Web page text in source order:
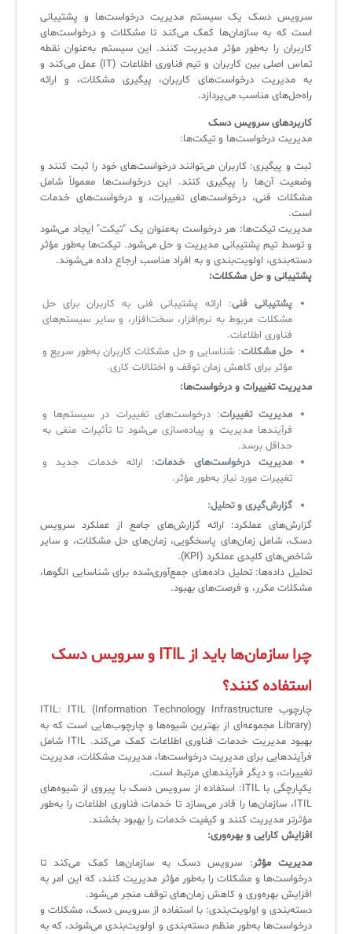
سرویس دسک یک سیستم مدیریت درخواست‌ها و پشتیبانی
است که به سازمان‌ها کمک می‌کند تا مشکلات و درخواست‌های
کاربران را به‌طور مؤثر مدیریت کنند. این سیستم به‌عنوان نقطه
تماس اصلی بین کاربران و تیم فناوری اطلاعات (IT) عمل می‌کند و
به مدیریت درخواست‌های کاربران، پیگیری مشکلات، و ارائه
راه‌حل‌های مناسب می‌پردازد.
کاربردهای سرویس دسک
مدیریت درخواست‌ها و تیکت‌ها:
ثبت و پیگیری: کاربران می‌توانند درخواست‌های خود را ثبت کنند و
وضعیت آن‌ها را پیگیری کنند. این درخواست‌ها معمولاً شامل
مشکلات فنی، درخواست‌های تغییرات، و درخواست‌های خدمات
است.
مدیریت تیکت‌ها: هر درخواست به‌عنوان یک "تیکت" ایجاد می‌شود
و توسط تیم پشتیبانی مدیریت و حل می‌شود. تیکت‌ها به‌طور مؤثر
دسته‌بندی، اولویت‌بندی و به افراد مناسب ارجاع داده می‌شوند.
پشتیبانی و حل مشکلات:
پشتیبانی فنی: ارائه پشتیبانی فنی به کاربران برای حل
مشکلات مربوط به نرم‌افزار، سخت‌افزار، و سایر سیستم‌های
فناوری اطلاعات.
حل مشکلات: شناسایی و حل مشکلات کاربران به‌طور سریع و
مؤثر برای کاهش زمان توقف و اختلالات کاری.
مدیریت تغییرات و درخواست‌ها:
مدیریت تغییرات: درخواست‌های تغییرات در سیستم‌ها و
فرآیندها مدیریت و پیاده‌سازی می‌شود تا تأثیرات منفی به
حداقل برسد.
مدیریت درخواست‌های خدمات: ارائه خدمات جدید و
تغییرات مورد نیاز به‌طور مؤثر.
گزارش‌گیری و تحلیل:
گزارش‌های عملکرد: ارائه گزارش‌های جامع از عملکرد سرویس
دسک، شامل زمان‌های پاسخگویی، زمان‌های حل مشکلات، و سایر
شاخص‌های کلیدی عملکرد (KPI).
تحلیل داده‌ها: تحلیل داده‌های جمع‌آوری‌شده برای شناسایی الگوها،
مشکلات مکرر، و فرصت‌های بهبود.
چرا سازمان‌ها باید از ITIL و سرویس دسک
استفاده کنند؟
چارچوب ITIL: ITIL (Information Technology Infrastructure
Library) مجموعه‌ای از بهترین شیوه‌ها و چارچوب‌هایی است که به
بهبود مدیریت خدمات فناوری اطلاعات کمک می‌کند. ITIL شامل
فرآیندهایی برای مدیریت درخواست‌ها، مدیریت مشکلات، مدیریت
تغییرات، و دیگر فرآیندهای مرتبط است.
یکپارچگی با ITIL: استفاده از سرویس دسک با پیروی از شیوه‌های
ITIL، سازمان‌ها را قادر می‌سازد تا خدمات فناوری اطلاعات را به‌طور
مؤثرتر مدیریت کنند و کیفیت خدمات را بهبود بخشند.
افزایش کارایی و بهره‌وری:
مدیریت مؤثر: سرویس دسک به سازمان‌ها کمک می‌کند تا
درخواست‌ها و مشکلات را به‌طور مؤثر مدیریت کنند، که این امر به
افزایش بهره‌وری و کاهش زمان‌های توقف منجر می‌شود.
دسته‌بندی و اولویت‌بندی: با استفاده از سرویس دسک، مشکلات و
درخواست‌ها به‌طور منظم دسته‌بندی و اولویت‌بندی می‌شوند، که به
✦
مدیریت خدمات سازمانی
اندپوینت سنترال [سامانه مدیریت نقاط پایانی]
◆
Log360 ابزار SIEM
سیستم هوشمند مدیریت فروش و فاکتور
سامانه مدیریت امنیت اطلاعات
سلف سرویس کاربران
سامانه مدیریت دارایی‌ها [Asset Explorer]
DDI
◉
سامانه مدیریت و مانیتورینگ شبکه
✦
مدیریت خدمات منابع انسانی
مجموعه راهکارهای آیناک
✦
آموزش سیستم مدیریت خدمات فناوری اطلاعات
آموزش‌ ویدیویی مفاهیم سرویس دسک
ITIL & SDP
◆
آموزش فارسی ITIL4
فلافلی_فناوری
آرشیو دانلودهای مدانت
لیست دوره‌ها
مقالات آموزشی